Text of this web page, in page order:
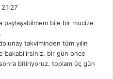
paylaşabilmem bile bir mucize
takviminden tüm yılın
bakabilirsiniz. bir gün once
bitiriyoruz. toplam üç gün